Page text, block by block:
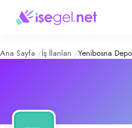
Depo
Konum:
Yenibosna bölgesinde depo ve
Ana Sayfa İş İlanları Yenibosna Depo